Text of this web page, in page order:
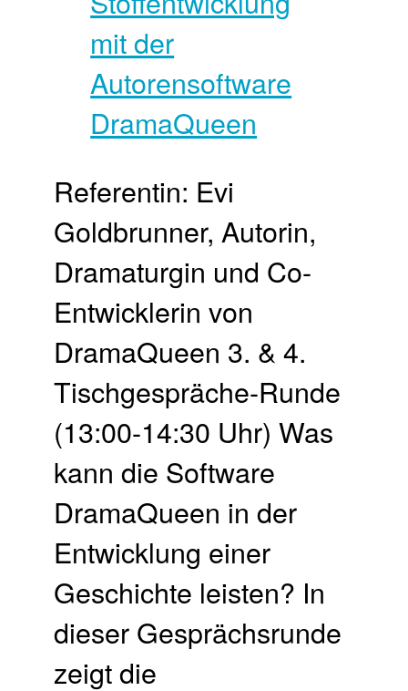
Referentin: Evi
Goldbrunner, Autorin,
Dramaturgin und Co-
Entwicklerin von
DramaQueen 3. & 4.
Tischgespräche-Runde
(13:00-14:30 Uhr) Was
kann die Software
DramaQueen in der
Entwicklung einer
Geschichte leisten? In
dieser Gesprächsrunde
zeigt die